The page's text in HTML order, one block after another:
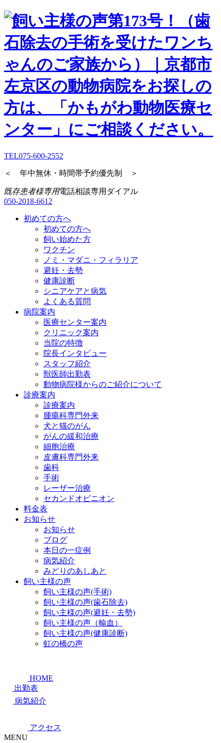
TEL075-600-2552
＜ 年中無休・時間帯予約優先制 ＞
既存患者様専用電話相談専用ダイアル
050-2018-6612
初めての方へ
初めての方へ
飼い始めた方
ワクチン
ノミ・マダニ・フィラリア
避妊・去勢
健康診断
シニアケアと病気
よくある質問
病院案内
医療センター案内
クリニック案内
当院の特徴
院長インタビュー
スタッフ紹介
獣医師出勤表
動物病院様からのご紹介について
診療案内
診療案内
腫瘍科専門外来
犬と猫のがん
がんの緩和治療
細胞治療
皮膚科専門外来
歯科
手術
レーザー治療
セカンドオピニオン
料金表
お知らせ
お知らせ
ブログ
本日の一症例
病気紹介
みどりのあしあと
飼い主様の声
飼い主様の声(手術)
飼い主様の声(歯石除去)
飼い主様の声(避妊・去勢)
飼い主様の声（輸血）
飼い主様の声(健康診断)
虹の橋の声
HOME
出勤表
病気紹介
アクセス
MENU